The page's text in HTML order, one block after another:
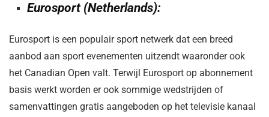
Eurosport (Netherlands):
Eurosport is een populair sport netwerk dat een breed
aanbod aan sport evenementen uitzendt waaronder ook
het Canadian Open valt. Terwijl Eurosport op abonnement
basis werkt worden er ook sommige wedstrijden of
samenvattingen gratis aangeboden op het televisie kanaal